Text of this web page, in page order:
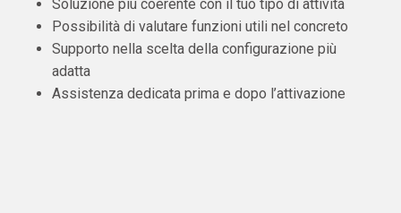
Soluzione più coerente con il tuo tipo di attività
Possibilità di valutare funzioni utili nel concreto
Supporto nella scelta della configurazione più
adatta
Assistenza dedicata prima e dopo l’attivazione